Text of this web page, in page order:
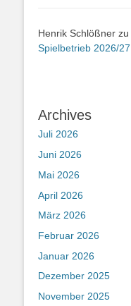
Henrik Schlößner zu
Spielbetrieb 2026/27
Archives
Juli 2026
Juni 2026
Mai 2026
April 2026
März 2026
Februar 2026
Januar 2026
Dezember 2025
November 2025